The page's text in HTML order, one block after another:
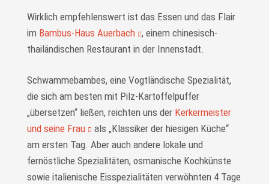
Wirklich empfehlenswert ist das Essen und das Flair
im Bambus-Haus Auerbach , einem chinesisch-
thailändischen Restaurant in der Innenstadt.
Schwammebambes, eine Vogtländische Spezialität,
die sich am besten mit Pilz-Kartoffelpuffer
„übersetzen“ ließen, reichten uns der Kerkermeister
und seine Frau
als „Klassiker der hiesigen Küche“
am ersten Tag. Aber auch andere lokale und
fernöstliche Spezialitäten, osmanische Kochkünste
sowie italienische Eisspezialitäten verwöhnten 4 Tage